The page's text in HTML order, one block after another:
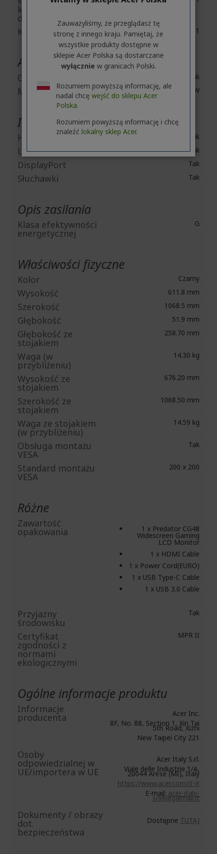
kontrastu
dynamicznego
Kontrast statyczny 135,000:1
Audio
Głośniki Tak
Moc wyjściowa 10 W
Interfejsy / porty
HDMI Tak
USB Tak
DisplayPort Tak
Słuchawki Tak
Opis zasilania
Klasa efektywności
energetycznej
G
Właściwości fizyczne
Kolor Czarny
Wysokość 611.8 mm
Szerokość 1068.5 mm
Głębokość 51.9 mm
Głębokość ze
stojakiem
258.70 mm
Waga (w
przybliżeniu)
14.30 kg
Wysokość ze
stojakiem
676.20 mm
Szerokość ze
stojakiem
1068.50 mm
Waga ze stojakiem
(w przybliżeniu)
14.59 kg
Obsługa montażu
VESA
Tak
Standard montażu
VESA
200 x 200
Różne
Zawartość
opakowania 1 x Predator CG48
Widescreen Gaming
LCD Monitor
1 x HDMI Cable
1 x Power Cord(EURO)
1 x USB Type-C Cable
1 x USB 3.0 Cable
Przyjazny
środowisku
Tak
Certyfikat
zgodności z
normami
ekologicznymi
MPR II
Ogólne informacje produktu
Informacje
producenta
Acer Inc.
8F, No. 88, Section 1, Xin Tai
5th Road, Xizhi
New Taipei City 221
Osoby
odpowiedzialnej w
UE/importera w UE
Acer Italy S.r.l.
Viale delle Industrie 1/A,
20044 Arese (MI), Italy
https://www.acer.com/it-it
E-mail:acer-italy-
srl@legalmail.it
Dokumenty / obrazy
dot.
bezpieczeństwa
Dostępne TUTAJ
Zauważyliśmy, że przeglądasz tę
stronę z innego kraju. Pamiętaj, że
wszystkie produkty dostępne w
sklepie Acer Polska są dostarczane
wyłącznie w granicach Polski.
Rozumiem powyższą informację, ale
nadal chcę wejść do sklepu Acer
Polska.
Rozumiem powyższą informację i chcę
znaleźć lokalny sklep Acer.